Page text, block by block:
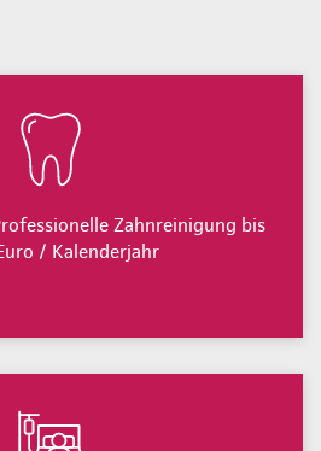
Zahnreinigung bis
/ Kalenderjahr